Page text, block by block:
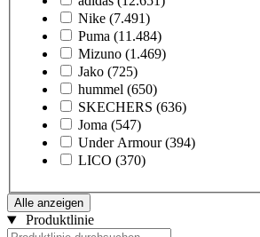
Nike (7.491)
Puma (11.484)
Mizuno (1.469)
Jako (725)
hummel (650)
SKECHERS (636)
Joma (547)
Under Armour (394)
LICO (370)
Alle anzeigen
Produktlinie